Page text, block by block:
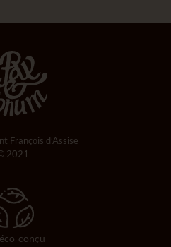
François d’Assise
2021
conçu